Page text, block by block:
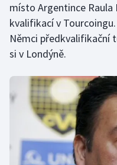
Judo
Krasobruslení
Lezení
Lyže a snowboard
Moderní pětiboj
místo Argentince
kvalifikací v
Němci předkvalifikační
si v Londýně.